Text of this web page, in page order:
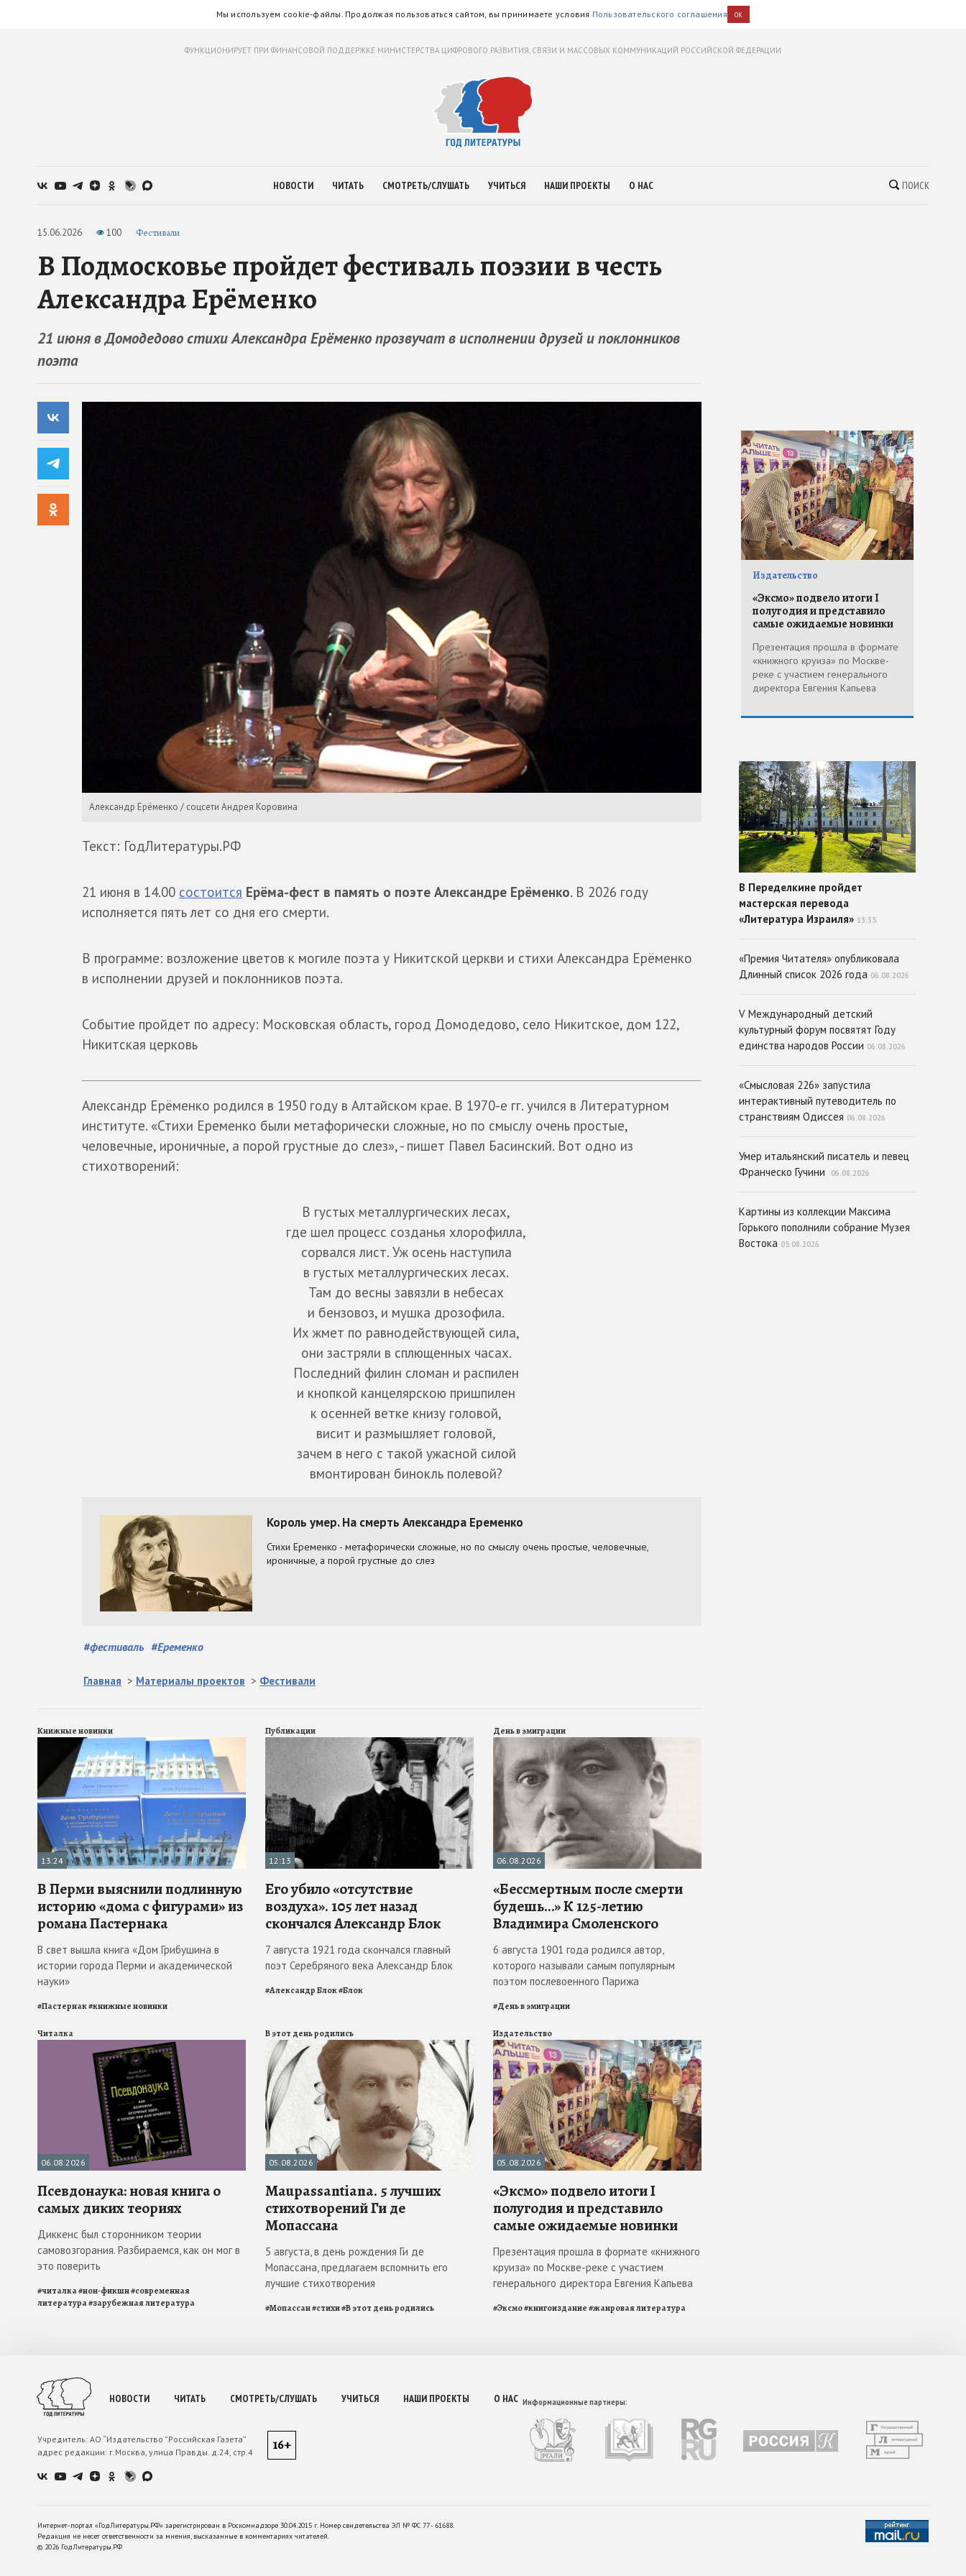
Мы используем cookie-файлы. Продолжая пользоваться сайтом, вы принимаете условия Пользовательского соглашения OK
ФУНКЦИОНИРУЕТ ПРИ ФИНАНСОВОЙ ПОДДЕРЖКЕ МИНИСТЕРСТВА ЦИФРОВОГО РАЗВИТИЯ, СВЯЗИ И МАССОВЫХ КОММУНИКАЦИЙ РОССИЙСКОЙ ФЕДЕРАЦИИ
НОВОСТИ ЧИТАТЬ СМОТРЕТЬ/СЛУШАТЬ УЧИТЬСЯ НАШИ ПРОЕКТЫ О НАС ПОИСК
15.06.2026 100 Фестивали
В Подмосковье пройдет фестиваль поэзии в честь
Александра Ерёменко
21 июня в Домодедово стихи Александра Ерёменко прозвучат в исполнении друзей и поклонников
поэта
Александр Ерёменко / соцсети Андрея Коровина
Текст: ГодЛитературы.РФ
21 июня в 14.00 состоится Ерёма-фест в память о поэте Александре Ерёменко. В 2026 году
исполняется пять лет со дня его смерти.
В программе: возложение цветов к могиле поэта у Никитской церкви и стихи Александра Ерёменко
в исполнении друзей и поклонников поэта.
Событие пройдет по адресу: Московская область, город Домодедово, село Никитское, дом 122,
Никитская церковь
Александр Ерёменко родился в 1950 году в Алтайском крае. В 1970-е гг. учился в Литературном
институте. «Стихи Еременко были метафорически сложные, но по смыслу очень простые,
человечные, ироничные, а порой грустные до слез», - пишет Павел Басинский. Вот одно из
стихотворений:
В густых металлургических лесах,
где шел процесс созданья хлорофилла,
сорвался лист. Уж осень наступила
в густых металлургических лесах.
Там до весны завязли в небесах
и бензовоз, и мушка дрозофила.
Их жмет по равнодействующей сила,
они застряли в сплющенных часах.
Последний филин сломан и распилен
и кнопкой канцелярскою пришпилен
к осенней ветке книзу головой,
висит и размышляет головой,
зачем в него с такой ужасной силой
вмонтирован бинокль полевой?
#фестиваль #Еременко
Главная > Материалы проектов > Фестивали
Книжные новинки
13:24
В Перми выяснили подлинную
историю «дома с фигурами» из
романа Пастернака
В свет вышла книга «Дом Грибушина в
истории города Перми и академической
науки»
#Пастернак#книжные новинки
Публикации
12:13
Его убило «отсутствие
воздуха». 105 лет назад
скончался Александр Блок
7 августа 1921 года скончался главный
поэт Серебряного века Александр Блок
#Александр Блок#Блок
День в эмиграции
06.08.2026
«Бессмертным после смерти
будешь…» К 125-летию
Владимира Смоленского
6 августа 1901 года родился автор,
которого называли самым популярным
поэтом послевоенного Парижа
#День в эмиграции
Читалка
06.08.2026
Псевдонаука: новая книга о
самых диких теориях
Диккенс был сторонником теории
самовозгорания. Разбираемся, как он мог в
это поверить
#читалка#нон-фикшн#современная
литература#зарубежная литература
В этот день родились
05.08.2026
Maupassantiana. 5 лучших
стихотворений Ги де
Мопассана
5 августа, в день рождения Ги де
Мопассана, предлагаем вспомнить его
лучшие стихотворения
#Мопассан#стихи#В этот день родились
Издательство
05.08.2026
«Эксмо» подвело итоги I
полугодия и представило
самые ожидаемые новинки
Презентация прошла в формате «книжного
круиза» по Москве-реке с участием
генерального директора Евгения Капьева
#Эксмо#книгоиздание#жанровая литература
Издательство
«Эксмо» подвело итоги I
полугодия и представило
самые ожидаемые новинки
Презентация прошла в формате
«книжного круиза» по Москве-
реке с участием генерального
директора Евгения Капьева
В Переделкине пройдет
мастерская перевода
«Литература Израиля» 13:35
«Премия Читателя» опубликовала
Длинный список 2026 года 06.08.2026
V Международный детский
культурный форум посвятят Году
единства народов России 06.08.2026
«Смысловая 226» запустила
интерактивный путеводитель по
странствиям Одиссея 06.08.2026
Умер итальянский писатель и певец
Франческо Гучини
06.08.2026
Картины из коллекции Максима
Горького пополнили собрание Музея
Востока 05.08.2026
НОВОСТИ ЧИТАТЬ СМОТРЕТЬ/СЛУШАТЬ УЧИТЬСЯ НАШИ ПРОЕКТЫ О НАС
Учредитель: АО “Издательство ”Российская Газета”
адрес редакции: г.Москва, улица Правды. д.24, стр.4
Информационные партнеры:
Интернет-портал «ГодЛитературы.РФ» зарегистрирован в Роскомнадзоре 30.04.2015 г. Номер свидетельства ЭЛ № ФС 77 - 61688.
Редакция не несет ответственности за мнения, высказанные в комментариях читателей.
© 2026 ГодЛитературы.РФ
16+